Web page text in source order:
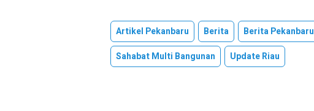
Artikel Pekanbaru Berita Berita Pekanbaru
Sahabat Multi Bangunan
Update Riau